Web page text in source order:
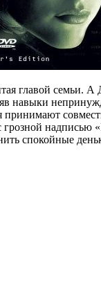
главой семьи.
навыки
принимают
надписью
спокойные